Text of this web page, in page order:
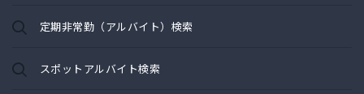
定期非常勤（アルバイト）検索
スポットアルバイト検索